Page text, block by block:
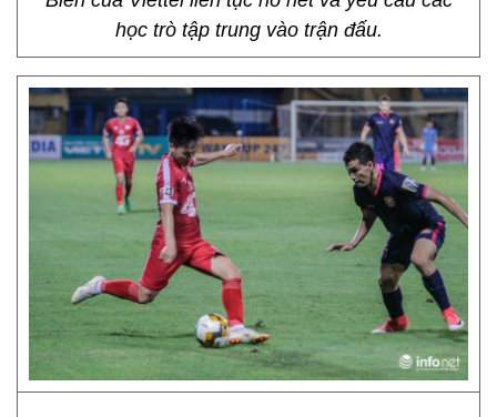
học trò tập trung vào trận đấu.